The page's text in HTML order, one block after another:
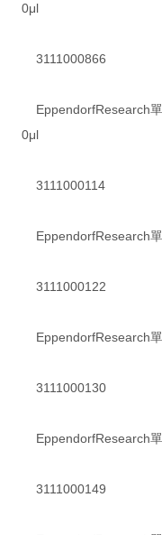
0μl
3111000866
EppendorfResearch
0μl
3111000114
EppendorfResearch
3111000122
EppendorfResearch
3111000130
EppendorfResearch
3111000149